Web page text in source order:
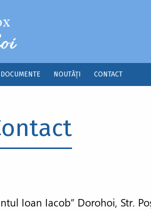
DOCUMENTE NOUTĂȚI CONTACT
Ioan Iacob” Dorohoi, Str.